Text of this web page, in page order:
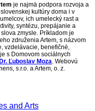
je najmä podpora rozvoja a
kultúry doma i v
ich umelecký rast a
syntézu, prepájanie a
zmysle. Príkladom je
združenia Artem, s názvom
vzdelávacie, benefičné,
s Domovom sociálnych
Ľuboslav Moza. Webovú
s.r.o. a Artem, o. z.
and Arts